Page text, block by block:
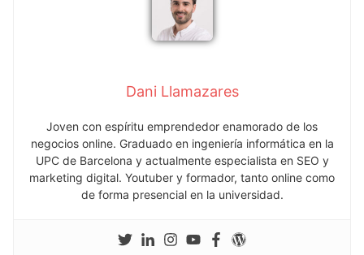
Dani Llamazares
Joven con espíritu emprendedor enamorado de los
negocios online. Graduado en ingeniería informática en la
UPC de Barcelona y actualmente especialista en SEO y
marketing digital. Youtuber y formador, tanto online como
de forma presencial en la universidad.